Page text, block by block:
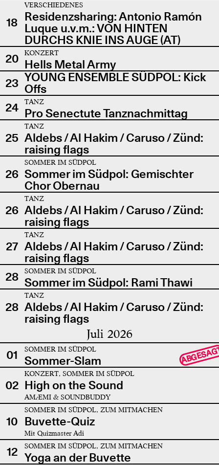
18
VERSCHIEDENES
Residenzsharing: Antonio Ramón
Luque u.v.m.: VON HINTEN
DURCHS KNIE INS AUGE (AT)
20
KONZERT
Hells Metal Army
23 YOUNG ENSEMBLE SÜDPOL: Kick
Offs
24
TANZ
Pro Senectute Tanznachmittag
25
TANZ
Aldebs / Al Hakim / Caruso / Zünd:
raising flags
26
SOMMER IM SÜDPOL
Sommer im Südpol: Gemischter
Chor Obernau
26
TANZ
Aldebs / Al Hakim / Caruso / Zünd:
raising flags
27
TANZ
Aldebs / Al Hakim / Caruso / Zünd:
raising flags
28
SOMMER IM SÜDPOL
Sommer im Südpol: Rami Thawi
28
TANZ
Aldebs / Al Hakim / Caruso / Zünd:
raising flags
Juli 2026
01 SOMMER IM SÜDPOL
Sommer-Slam
02
KONZERT, SOMMER IM SÜDPOL
High on the Sound
AMÆMI & SOUNDBUDDY
10
SOMMER IM SÜDPOL, ZUM MITMACHEN
Buvette-Quiz
Mit Quizmaster Adi
12 SOMMER IM SÜDPOL, ZUM MITMACHEN
Yoga an der Buvette